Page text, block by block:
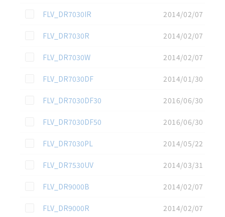
この資料を選択
FLV_DR7030IR
2014/02/07
この資料を選択
FLV_DR7030R
2014/02/07
この資料を選択
FLV_DR7030W
2014/02/07
この資料を選択
FLV_DR7030DF
2014/01/30
この資料を選択
FLV_DR7030DF30
2016/06/30
この資料を選択
FLV_DR7030DF50
2016/06/30
この資料を選択
FLV_DR7030PL
2014/05/22
この資料を選択
FLV_DR7530UV
2014/03/31
この資料を選択
FLV_DR9000B
2014/02/07
この資料を選択
FLV_DR9000R
2014/02/07